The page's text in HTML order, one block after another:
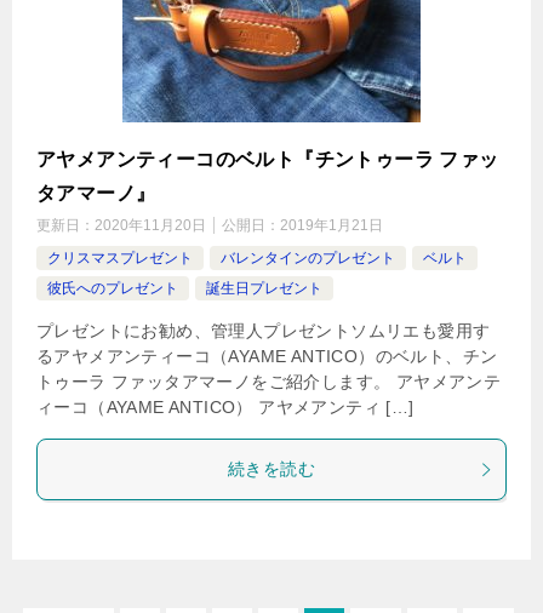
アヤメアンティーコのベルト『チントゥーラ ファッ
タアマーノ』
更新日： 2020年11月20日 公開日： 2019年1月21日
クリスマスプレゼント
バレンタインのプレゼント
ベルト
彼氏へのプレゼント
誕生日プレゼント
プレゼントにお勧め、管理人プレゼントソムリエも愛用す
るアヤメアンティーコ（AYAME ANTICO）のベルト、チン
トゥーラ ファッタアマーノをご紹介します。 アヤメアンテ
ィーコ（AYAME ANTICO） アヤメアンティ […]
続きを読む